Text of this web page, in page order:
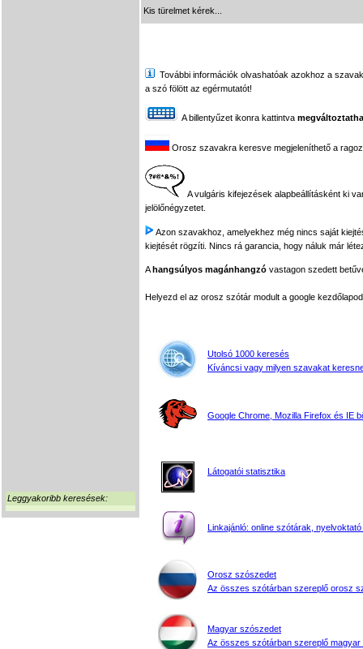
Leggyakoribb keresések:
Kis türelmet kérek...
További információk olvashatóak azokhoz a
a szó fölött az egérmutatót!
A billentyűzet ikonra kattintva
Orosz szavakra keresve megjeleníthető a
A vulgáris kifejezések alapbeállításként ki
jelölőnégyzetet.
Azon szavakhoz, amelyekhez még nincs saját
kiejtését rögzíti. Nincs rá garancia, hogy náluk már
Ahangsúlyos magánhangzó vastagon szedett
Helyezd el az orosz szótár modult a google
Utolsó 1000 keresés
Kíváncsi vagy milyen szavakat
Google Chrome, Mozilla Firefox és IE
Látogatói statisztika
Linkajánló: online szótárak, nyelvoktató
Orosz szószedet
Az összes szótárban szereplő orosz
Magyar szószedet
Az összes szótárban szereplő magyar